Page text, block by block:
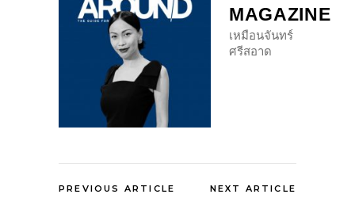
MAGAZINE
เหมือนจันทร์
ศรีสอาด
PREVIOUS ARTICLE NEXT ARTICLE